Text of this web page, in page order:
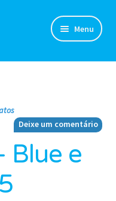
Menu
Deixe um comentário
Blue e